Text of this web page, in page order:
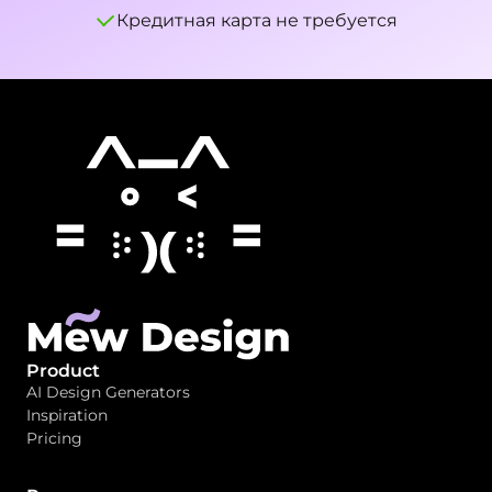
Кредитная карта не требуется
Product
AI Design Generators
Inspiration
Pricing